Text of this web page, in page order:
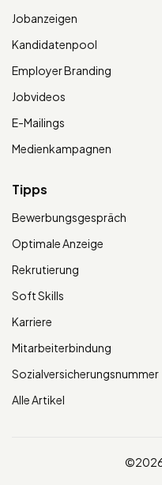
Jobanzeigen
Kandidatenpool
Employer Branding
Jobvideos
E-Mailings
Medienkampagnen
Tipps
Bewerbungsgespräch
Optimale Anzeige
Rekrutierung
Soft Skills
Karriere
Mitarbeiterbindung
Sozialversicherungsnummer
Alle Artikel